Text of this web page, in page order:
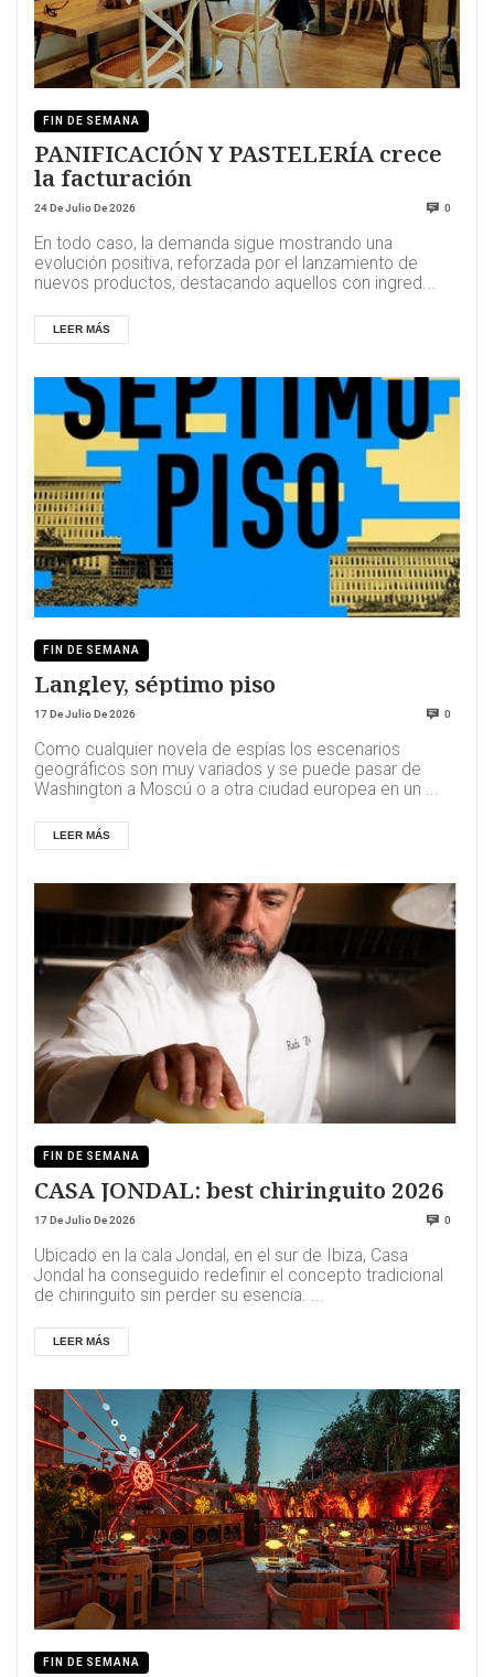
FIN DE SEMANA
PANIFICACIÓN Y PASTELERÍA crece
la facturación
24 De Julio De 2026 0
En todo caso, la demanda sigue mostrando una
evolución positiva, reforzada por el lanzamiento de
nuevos productos, destacando aquellos con ingred...
LEER MÁS
FIN DE SEMANA
Langley, séptimo piso
17 De Julio De 2026 0
Como cualquier novela de espías los escenarios
geográficos son muy variados y se puede pasar de
Washington a Moscú o a otra ciudad europea en un ...
LEER MÁS
FIN DE SEMANA
CASA JONDAL: best chiringuito 2026
17 De Julio De 2026 0
Ubicado en la cala Jondal, en el sur de Ibiza, Casa
Jondal ha conseguido redefinir el concepto tradicional
de chiringuito sin perder su esencia. ...
LEER MÁS
FIN DE SEMANA